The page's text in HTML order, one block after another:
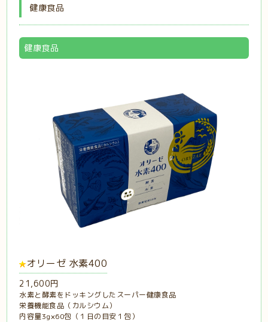
健康食品
健康食品
オリーゼ 水素400
21,600円
水素と酵素をドッキングしたスーパー健康食品
栄養機能食品（カルシウム）
内容量3g×60包（１日の目安１包）